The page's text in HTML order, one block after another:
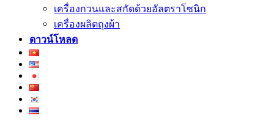
เครื่องกวนและสกัดด้วยอัลตราโซนิก
เครื่องผลิตถุงผ้า
ดาวน์โหลด